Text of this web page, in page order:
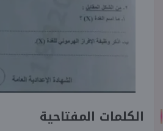
الكلمات المفتاحية